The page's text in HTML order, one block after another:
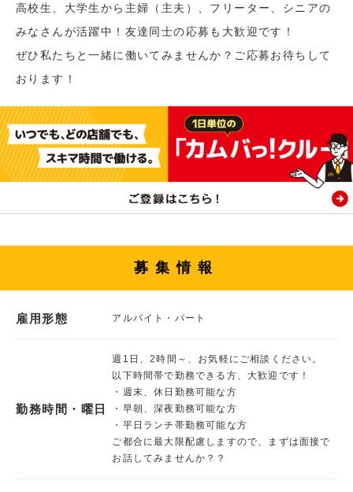
高校生、大学生から主婦（主夫）、フリーター、シニアの
みなさんが活躍中！友達同士の応募も大歓迎です！
ぜひ私たちと一緒に働いてみませんか？ご応募お待ちして
おります！
募集情報
雇用形態 アルバイト・パート
勤務時間・曜日
週1日、2時間～、お気軽にご相談ください。
以下時間帯で勤務できる方、大歓迎です！
・週末、休日勤務可能な方
・早朝、深夜勤務可能な方
・平日ランチ帯勤務可能な方
ご都合に最大限配慮しますので、まずは面接で
お話してみませんか？？